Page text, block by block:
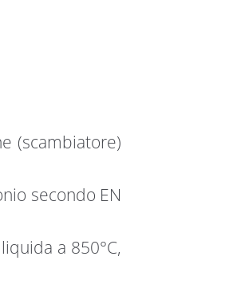
(scambiatore)
secondo EN
a 850°C,